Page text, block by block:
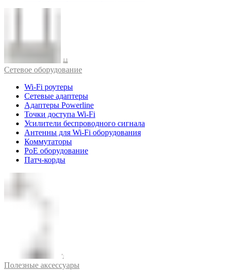
Cетевое оборудование
Wi-Fi роутеры
Сетевые адаптеры
Адаптеры Powerline
Точки доступа Wi-Fi
Усилители беспроводного сигнала
Антенны для Wi-Fi оборудования
Коммутаторы
PoE оборудование
Патч-корды
Полезные аксессуары